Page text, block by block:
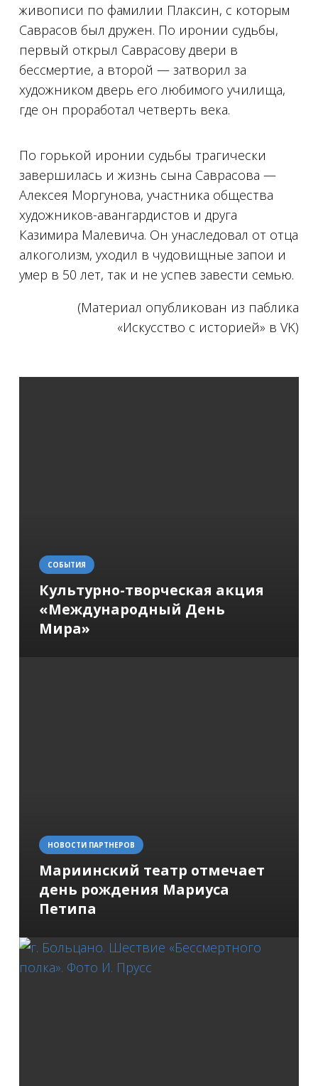
живописи по фамилии Плаксин, с которым
Саврасов был дружен. По иронии судьбы,
первый открыл Саврасову двери в
бессмертие, а второй — затворил за
художником дверь его любимого училища,
где он проработал четверть века.
По горькой иронии судьбы трагически
завершилась и жизнь сына Саврасова —
Алексея Моргунова, участника общества
художников-авангардистов и друга
Казимира Малевича. Он унаследовал от отца
алкоголизм, уходил в чудовищные запои и
умер в 50 лет, так и не успев завести семью.
(Материал опубликован из паблика
«Искусство с историей» в VK)
СОБЫТИЯ
Культурно-творческая акция
«Международный День
Мира»
НОВОСТИ ПАРТНЕРОВ
Мариинский театр отмечает
день рождения Мариуса
Петипа